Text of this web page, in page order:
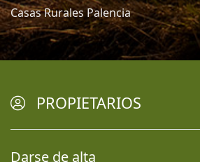
Casas Rurales Palencia
PROPIETARIOS
Darse de alta